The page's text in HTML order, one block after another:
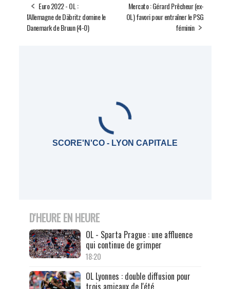
Euro 2022 - OL :
l'Allemagne de Däbritz domine le
Danemark de Bruun (4-0)
Mercato : Gérard Prêcheur (ex-
OL) favori pour entraîner le PSG
féminin
SCORE'N'CO - LYON CAPITALE
D'HEURE EN HEURE
OL - Sparta Prague : une affluence
qui continue de grimper
18:20
OL Lyonnes : double diffusion pour
trois amicaux de l'été